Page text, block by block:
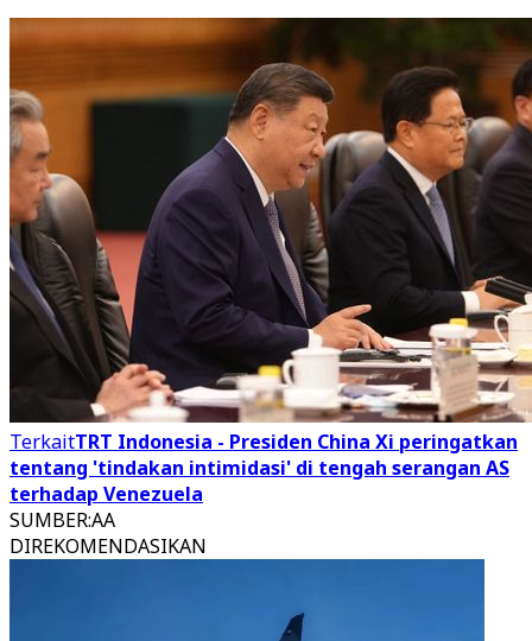
TerkaitTRT Indonesia - Presiden China Xi peringatkan
tentang 'tindakan intimidasi' di tengah serangan AS
terhadap Venezuela
SUMBER:AA
DIREKOMENDASIKAN